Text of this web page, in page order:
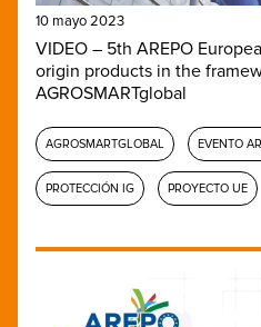
10 mayo 2023
VIDEO – 5th AREPO
origin products in the
AGROSMARTglobal
AGROSMARTGLOBAL EVENTO
PROTECCIÓN IG PROYECTO UE